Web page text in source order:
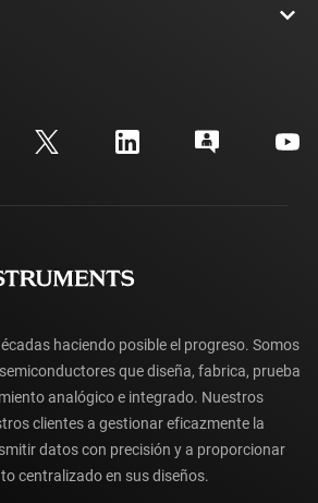
cruzadas
cliente
sobre la cuenta myTI
sobre pedidos
haciendo posible el progreso. Somos
que diseña, fabrica, prueba
analógico e integrado. Nuestros
clientes a gestionar eficazmente la
datos con precisión y a proporcionar
centralizado en sus diseños.